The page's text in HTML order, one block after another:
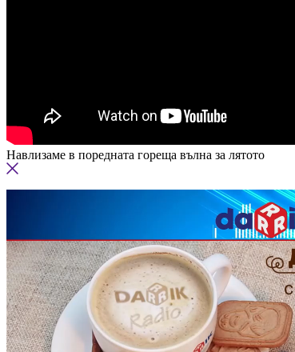
Навлизаме в поредната гореща вълна за лятото